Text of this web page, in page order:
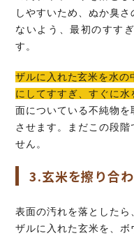
しやすいため、ぬか臭
ないよう、最初のすす
す。
ザルに入れた玄米を水の
にしてすすぎ、すぐに水
面についている不純物
させます。まだこの段階
せん。
3.玄米を擦り合
表面の汚れを落としたら
ザルに入れた玄米を、ボ